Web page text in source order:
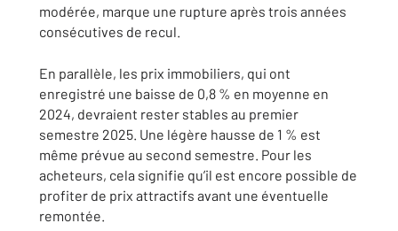
modérée, marque une rupture après trois années
consécutives de recul.
En parallèle, les prix immobiliers, qui ont
enregistré une baisse de 0,8 % en moyenne en
2024, devraient rester stables au premier
semestre 2025. Une légère hausse de 1 % est
même prévue au second semestre. Pour les
acheteurs, cela signifie qu’il est encore possible de
profiter de prix attractifs avant une éventuelle
remontée.